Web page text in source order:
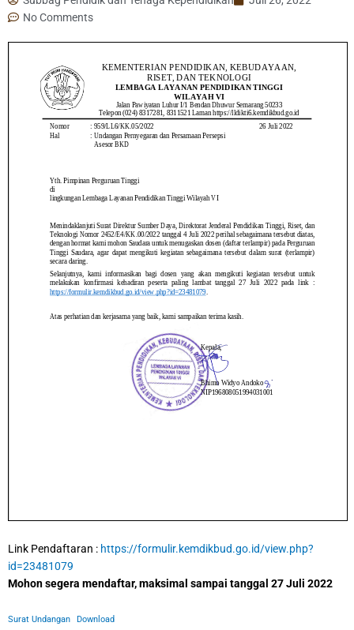
No Comments
Link Pendaftaran : https://formulir.kemdikbud.go.id/view.php?
id=23481079
Mohon segera mendaftar, maksimal sampai tanggal 27 Juli 2022
Surat Undangan Download